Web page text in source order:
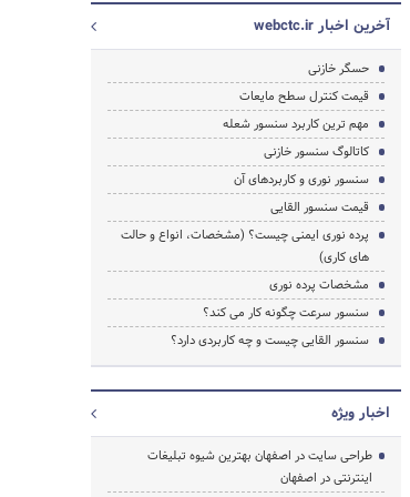
آخرین اخبار webctc.ir
حسگر خازنی
قیمت کنترل سطح مایعات
مهم ترین کاربرد سنسور شعله
کاتالوگ سنسور خازنی
سنسور نوری و کاربردهای آن
قیمت سنسور القایی
پرده نوری ایمنی چیست؟ (مشخصات، انواع و حالت
های کاری)
مشخصات پرده ­نوری
سنسور سرعت چگونه کار می کند؟
سنسور القایی چیست و چه کاربردی دارد؟
اخبار ویژه
طراحی سایت در اصفهان بهترین شیوه تبلیغات
اینترنتی در اصفهان